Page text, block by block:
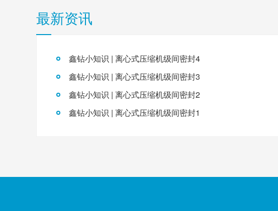
最新资讯
鑫钻小知识 | 离心式压缩机级间密封4
鑫钻小知识 | 离心式压缩机级间密封3
鑫钻小知识 | 离心式压缩机级间密封2
鑫钻小知识 | 离心式压缩机级间密封1